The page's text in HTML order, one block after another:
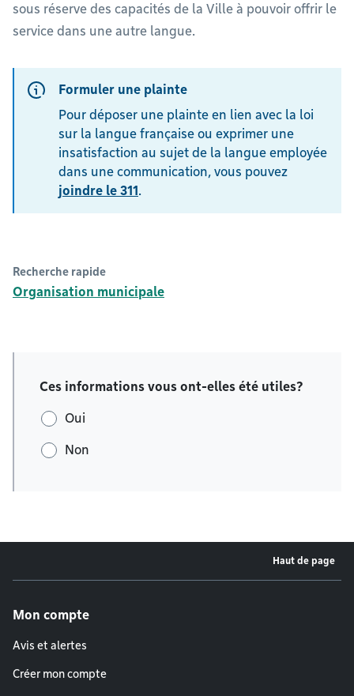
sous réserve des capacités de la Ville à pouvoir offrir le
service dans une autre langue.
Formuler une plainte
Pour déposer une plainte en lien avec la loi
sur la langue française ou exprimer une
insatisfaction au sujet de la langue employée
dans une communication, vous pouvez
joindre le 311.
Recherche rapide
Organisation municipale
Ces informations vous ont-elles été utiles?
Oui
Non
Haut de page
Mon compte
Avis et alertes
Créer mon compte